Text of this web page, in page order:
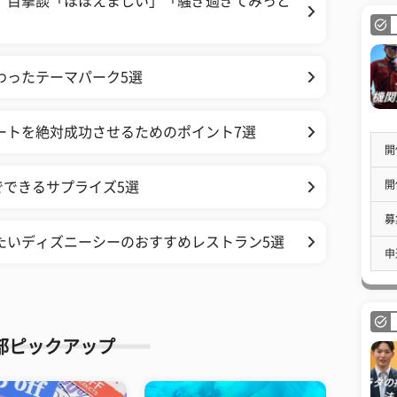
ったテーマパーク5選
を絶対成功させるためのポイント7選
きるサプライズ5選
ディズニーシーのおすすめレストラン5選
ピックアップ
募